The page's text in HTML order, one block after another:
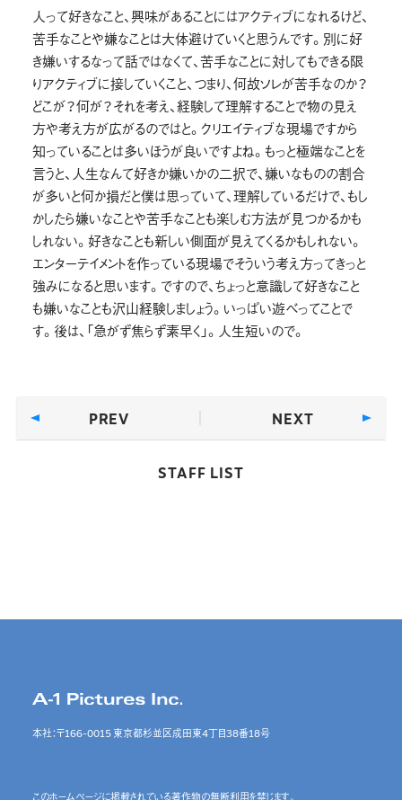
人って好きなこと、興味があることにはアクティブになれるけど、
苦手なことや嫌なことは大体避けていくと思うんです。別に好
き嫌いするなって話ではなくて、苦手なことに対してもできる限
りアクティブに接していくこと、つまり、何故ソレが苦手なのか？
どこが？何が？それを考え、経験して理解することで物の見え
方や考え方が広がるのではと。クリエイティブな現場ですから
知っていることは多いほうが良いですよね。もっと極端なことを
言うと、人生なんて好きか嫌いかの二択で、嫌いなものの割合
が多いと何か損だと僕は思っていて、理解しているだけで、もし
かしたら嫌いなことや苦手なことも楽しむ方法が見つかるかも
しれない。好きなことも新しい側面が見えてくるかもしれない。
エンターテイメントを作っている現場でそういう考え方ってきっと
強みになると思います。ですので、ちょっと意識して好きなこと
も嫌いなことも沢山経験しましょう。いっぱい遊べってことで
す。後は、「急がず焦らず素早く」。人生短いので。
PREV
STAFF LIST
NEXT
本社：〒166-0015 東京都杉並区成田東4丁目38番18号